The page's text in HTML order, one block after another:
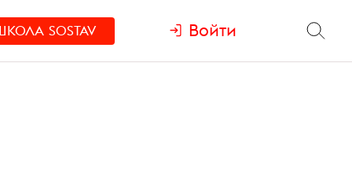
SOSTAV Войти